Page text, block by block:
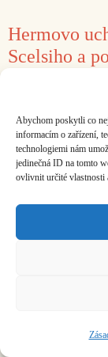
Abychom poskytli co
informacím o zařízení,
technologiemi nám
jedinečná ID na tomto
ovlivnit určité vlastnosti
Hermovo
Scelsiho a
Římské
ČASOPIS O